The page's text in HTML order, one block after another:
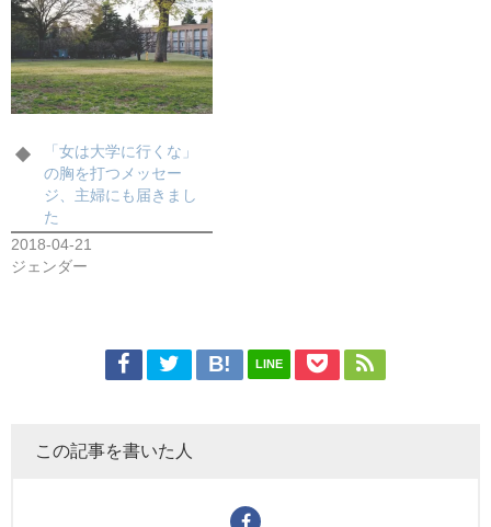
「女は大学に行くな」
の胸を打つメッセー
ジ、主婦にも届きまし
た
2018-04-21
ジェンダー
LINE
この記事を書いた人